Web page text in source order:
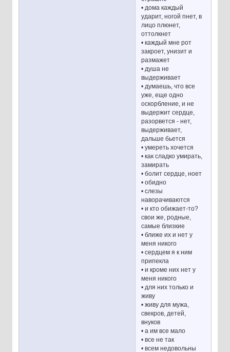
• дома каждый
ударит, ногой пнет, в
лицо плюнет,
оттолкнет
• каждый мне рот
закроет, унизит и
размажет
• душа не
выдерживает
• думаешь, что все
уже, еще одно
оскорбление, и не
выдержит сердце,
разорвется - нет,
выдерживает,
дальше бьется
• умереть хочется
• как сладко умирать,
замирать
• болит сердце, ноет
• обидно
• слезы
наворачиваются
• и кто обижает-то?
свои же, родные,
самые близкие
• ближе их и нет у
меня никого
• сердцем я к ним
припекла
• и кроме них нет у
меня никого
• для них только и
живу
• живу для мужа,
свекров, детей,
внуков
• а им все мало
• все не так
• всем недовольны